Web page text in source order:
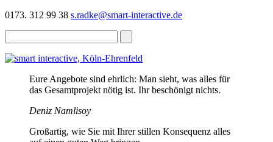
0173. 312 99 38 s.radke@smart-interactive.de
Eure Angebote sind ehrlich: Man sieht, was alles für
das Gesamtprojekt nötig ist. Ihr beschönigt nichts.
Deniz Namlisoy
Großartig, wie Sie mit Ihrer stillen Konsequenz alles